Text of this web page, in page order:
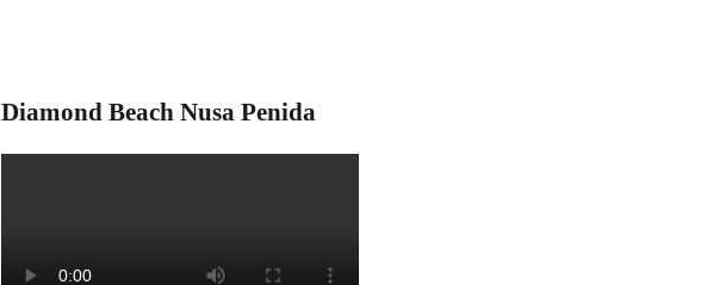
Diamond Beach Nusa Penida